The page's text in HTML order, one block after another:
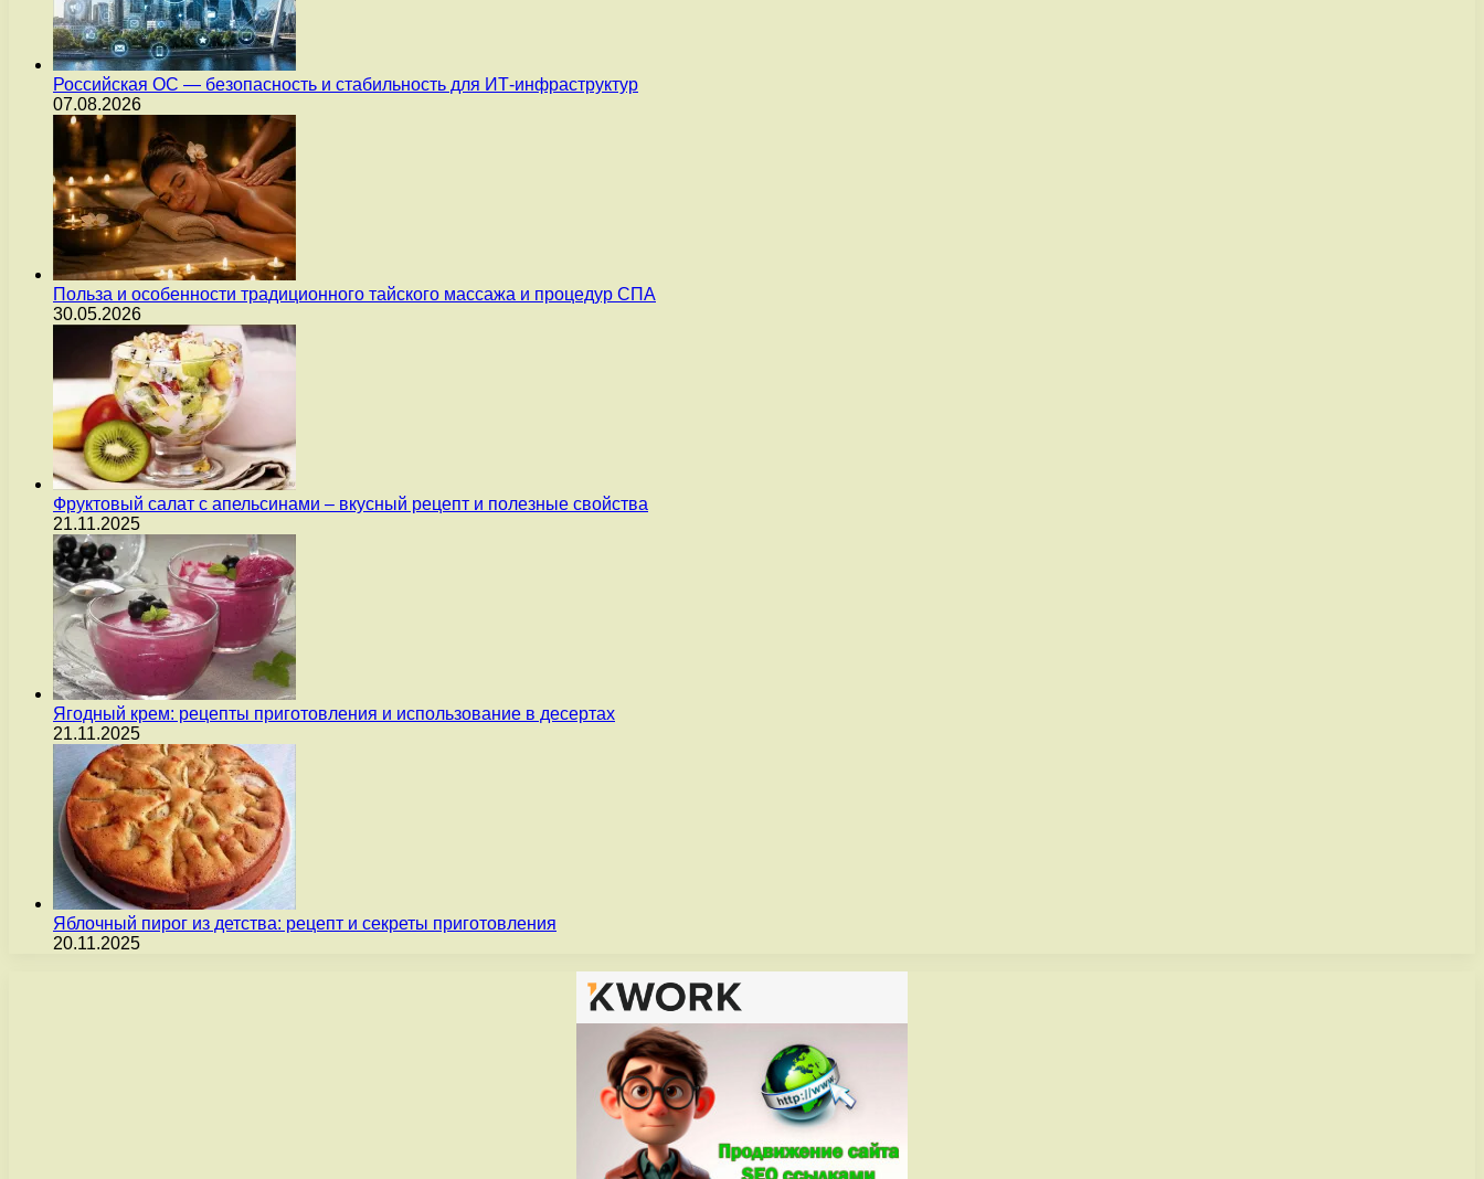
Российская ОС — безопасность и стабильность для ИТ-инфраструктур
07.08.2026
Польза и особенности традиционного тайского массажа и процедур СПА
30.05.2026
Фруктовый салат с апельсинами – вкусный рецепт и полезные свойства
21.11.2025
Ягодный крем: рецепты приготовления и использование в десертах
21.11.2025
Яблочный пирог из детства: рецепт и секреты приготовления
20.11.2025